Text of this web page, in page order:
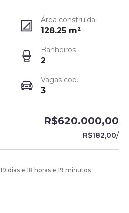
Área construída
128.25 m²
Banheiros
2
Vagas cob.
3
R$620.000,00
R$182,00/
19 dias e 18 horas e 19 minutos